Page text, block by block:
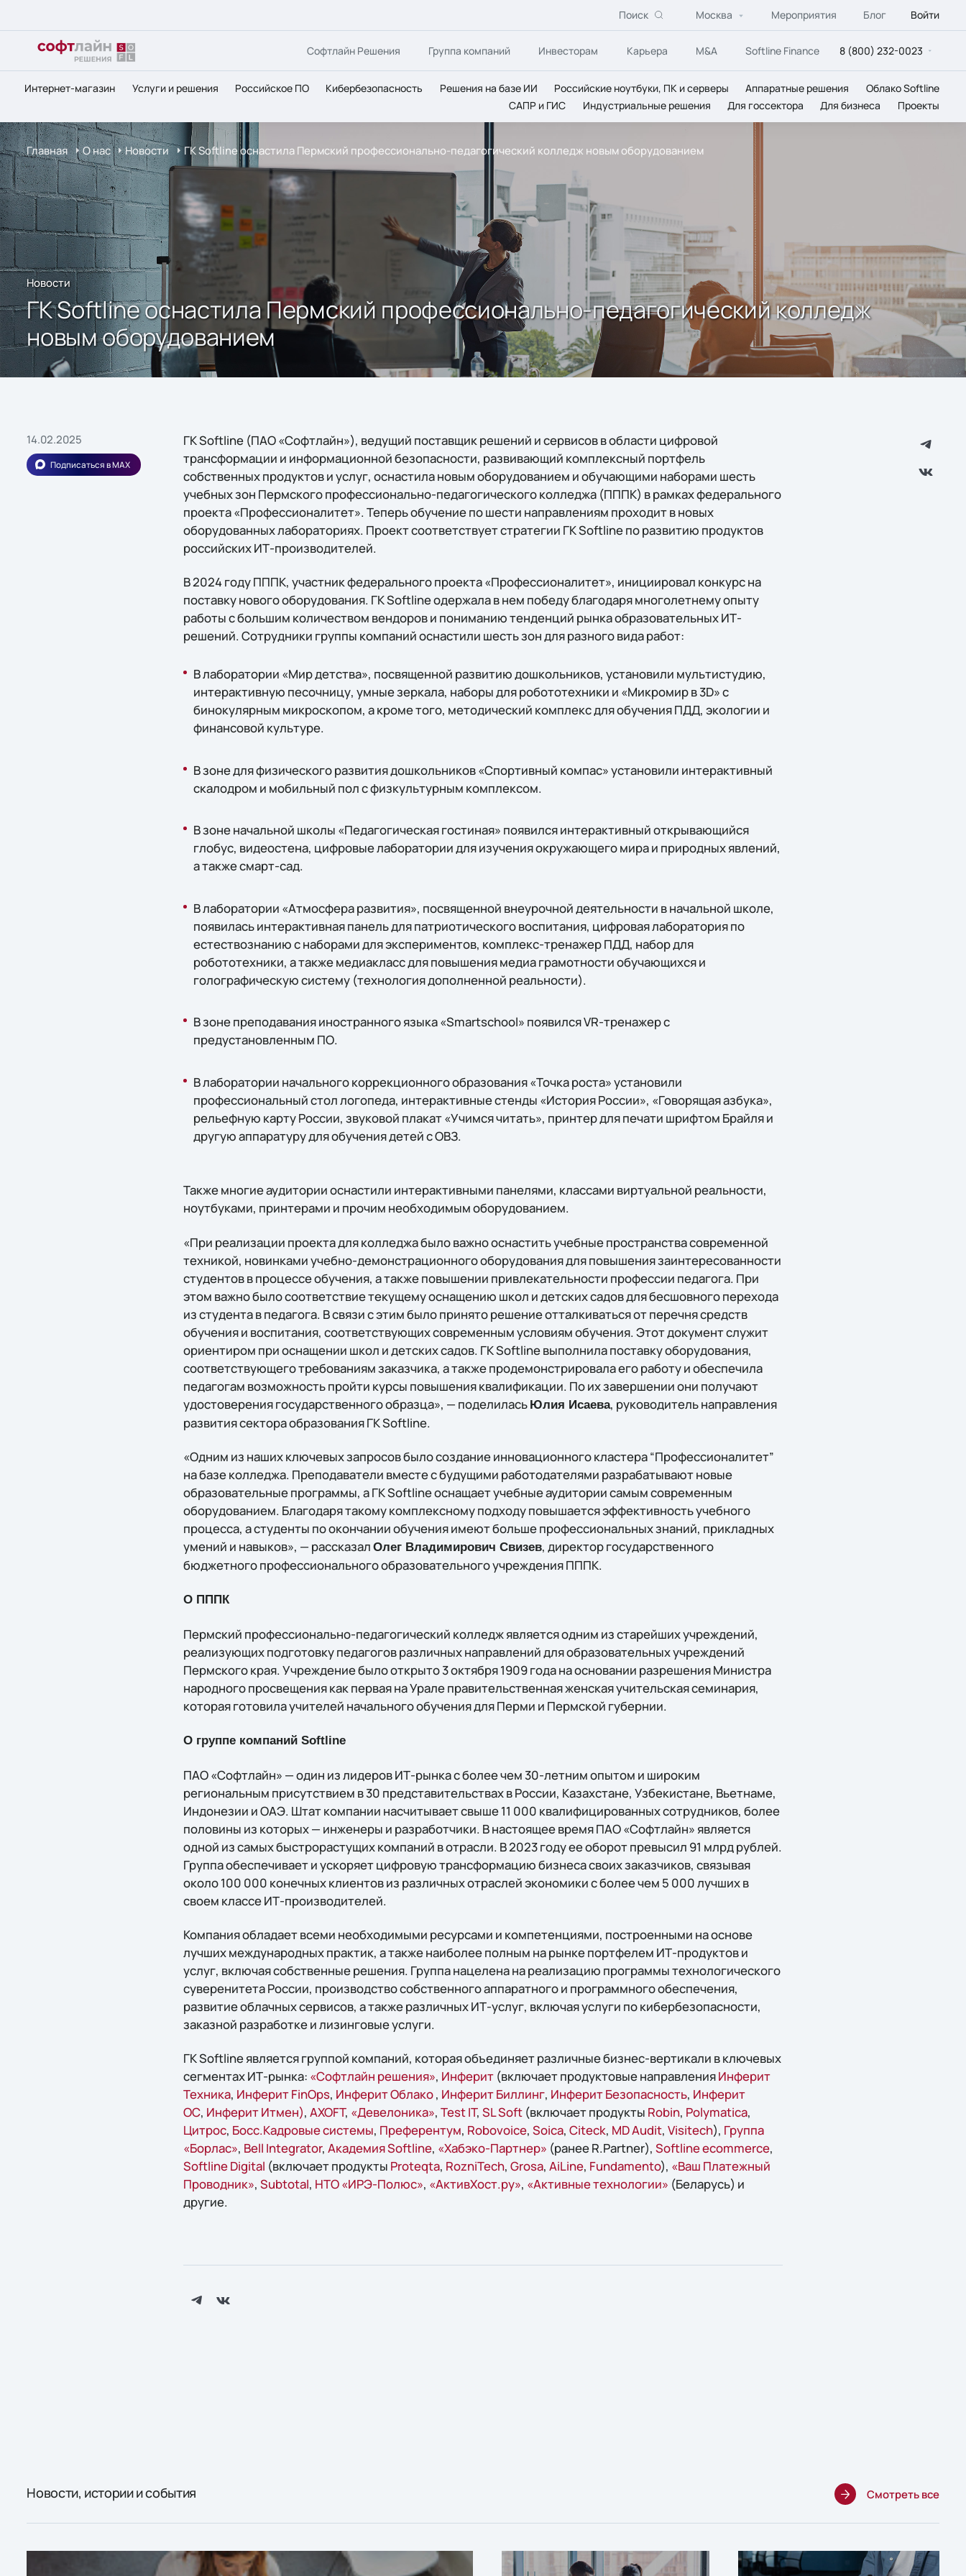
Поиск Москва Мероприятия Блог Войти
Софтлайн Решения Группа компаний Инвесторам Карьера M&A Softline Finance 8 (800) 232-0023
Интернет-магазин Услуги и решения Российское ПО Кибербезопасность Решения на базе ИИ Российские ноутбуки, ПК и серверы Аппаратные решения
Облако Softline
САПР и ГИС
Индустриальные решения Для госсектора Для бизнеса Проекты
Главная О нас Новости ГК Softline оснастила Пермский профессионально-педагогический колледж новым оборудованием
Новости
ГК Softline оснастила Пермский профессионально-педагогический колледж
новым оборудованием
14.02.2025
Подписаться в MAX
ГК Softline (ПАО «Софтлайн»), ведущий поставщик решений и сервисов в области цифровой
трансформации и информационной безопасности, развивающий комплексный портфель
собственных продуктов и услуг, оснастила новым оборудованием и обучающими наборами шесть
учебных зон Пермского профессионально-педагогического колледжа (ПППК) в рамках федерального
проекта «Профессионалитет». Теперь обучение по шести направлениям проходит в новых
оборудованных лабораториях. Проект соответствует стратегии ГК Softline по развитию продуктов
российских ИТ-производителей.
В 2024 году ПППК, участник федерального проекта «Профессионалитет», инициировал конкурс на
поставку нового оборудования. ГК Softline одержала в нем победу благодаря многолетнему опыту
работы с большим количеством вендоров и пониманию тенденций рынка образовательных ИТ-
решений. Сотрудники группы компаний оснастили шесть зон для разного вида работ:
В лаборатории «Мир детства», посвященной развитию дошкольников, установили мультистудию,
интерактивную песочницу, умные зеркала, наборы для робототехники и «Микромир в 3D» с
бинокулярным микроскопом, а кроме того, методический комплекс для обучения ПДД, экологии и
финансовой культуре.
В зоне для физического развития дошкольников «Спортивный компас» установили интерактивный
скалодром и мобильный пол с физкультурным комплексом.
В зоне начальной школы «Педагогическая гостиная» появился интерактивный открывающийся
глобус, видеостена, цифровые лаборатории для изучения окружающего мира и природных явлений,
а также смарт-сад.
В лаборатории «Атмосфера развития», посвященной внеурочной деятельности в начальной школе,
появилась интерактивная панель для патриотического воспитания, цифровая лаборатория по
естествознанию с наборами для экспериментов, комплекс-тренажер ПДД, набор для
робототехники, а также медиакласс для повышения медиа грамотности обучающихся и
голографическую систему (технология дополненной реальности).
В зоне преподавания иностранного языка «Smartschool» появился VR-тренажер с
предустановленным ПО.
В лаборатории начального коррекционного образования «Точка роста» установили
профессиональный стол логопеда, интерактивные стенды «История России», «Говорящая азбука»,
рельефную карту России, звуковой плакат «Учимся читать», принтер для печати шрифтом Брайля и
другую аппаратуру для обучения детей с ОВЗ.
Также многие аудитории оснастили интерактивными панелями, классами виртуальной реальности,
ноутбуками, принтерами и прочим необходимым оборудованием.
«При реализации проекта для колледжа было важно оснастить учебные пространства современной
техникой, новинками учебно-демонстрационного оборудования для повышения заинтересованности
студентов в процессе обучения, а также повышении привлекательности профессии педагога. При
этом важно было соответствие текущему оснащению школ и детских садов для бесшовного перехода
из студента в педагога. В связи с этим было принято решение отталкиваться от перечня средств
обучения и воспитания, соответствующих современным условиям обучения. Этот документ служит
ориентиром при оснащении школ и детских садов. ГК Softline выполнила поставку оборудования,
соответствующего требованиям заказчика, а также продемонстрировала его работу и обеспечила
педагогам возможность пройти курсы повышения квалификации. По их завершении они получают
удостоверения государственного образца», — поделилась Юлия Исаева, руководитель направления
развития сектора образования ГК Softline.
«Одним из наших ключевых запросов было создание инновационного кластера “Профессионалитет”
на базе колледжа. Преподаватели вместе с будущими работодателями разрабатывают новые
образовательные программы, а ГК Softline оснащает учебные аудитории самым современным
оборудованием. Благодаря такому комплексному подходу повышается эффективность учебного
процесса, а студенты по окончании обучения имеют больше профессиональных знаний, прикладных
умений и навыков», — рассказал Олег Владимирович Свизев, директор государственного
бюджетного профессионального образовательного учреждения ПППК.
О ПППК
Пермский профессионально-педагогический колледж является одним из старейших учреждений,
реализующих подготовку педагогов различных направлений для образовательных учреждений
Пермского края. Учреждение было открыто 3 октября 1909 года на основании разрешения Министра
народного просвещения как первая на Урале правительственная женская учительская семинария,
которая готовила учителей начального обучения для Перми и Пермской губернии.
О группе компаний Softline
ПАО «Софтлайн» — один из лидеров ИТ-рынка с более чем 30-летним опытом и широким
региональным присутствием в 30 представительствах в России, Казахстане, Узбекистане, Вьетнаме,
Индонезии и ОАЭ. Штат компании насчитывает свыше 11 000 квалифицированных сотрудников, более
половины из которых — инженеры и разработчики. В настоящее время ПАО «Софтлайн» является
одной из самых быстрорастущих компаний в отрасли. В 2023 году ее оборот превысил 91 млрд рублей.
Группа обеспечивает и ускоряет цифровую трансформацию бизнеса своих заказчиков, связывая
около 100 000 конечных клиентов из различных отраслей экономики с более чем 5 000 лучших в
своем классе ИТ-производителей.
Компания обладает всеми необходимыми ресурсами и компетенциями, построенными на основе
лучших международных практик, а также наиболее полным на рынке портфелем ИТ-продуктов и
услуг, включая собственные решения. Группа нацелена на реализацию программы технологического
суверенитета России, производство собственного аппаратного и программного обеспечения,
развитие облачных сервисов, а также различных ИТ-услуг, включая услуги по кибербезопасности,
заказной разработке и лизинговые услуги.
ГК Softline является группой компаний, которая объединяет различные бизнес-вертикали в ключевых
сегментах ИТ-рынка: «Софтлайн решения», Инферит(включает продуктовые направленияИнферит
Техника, Инферит FinOps, Инферит Облако, Инферит Биллинг, Инферит Безопасность, Инферит
ОС, Инферит Итмен), AХОFT, «Девелоника», Test IT, SL Soft(включает продукты Robin, Polymatica,
Цитрос, Босс.Кадровые системы, Преферентум, Robovoice, Soica, Citeck, MD Audit, Visitech), Группа
«Борлас», Bell Integrator, Академия Softline, «Хабэко-Партнер» (ранее R.Partner), Softline ecommerce,
Softline Digital (включает продукты Proteqta, RozniTech, Grosa, AiLine, Fundamento), «Ваш Платежный
Проводник», Subtotal, НТО «ИРЭ-Полюс», «АктивХост.ру», «Активные технологии» (Беларусь) и
другие.
Новости, истории и события Смотреть все